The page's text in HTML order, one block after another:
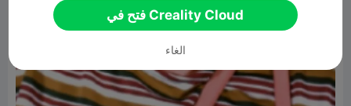
فتح في Creality Cloud
الغاء